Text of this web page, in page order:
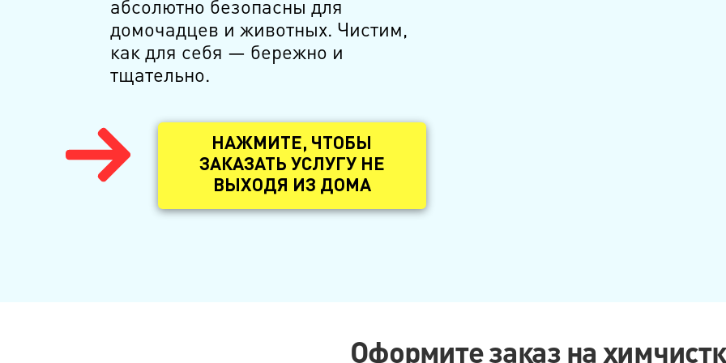
абсолютно безопасны для
домочадцев и животных. Чистим,
как для себя — бережно и
тщательно.
НАЖМИТЕ, ЧТОБЫ
ЗАКАЗАТЬ УСЛУГУ НЕ
ВЫХОДЯ ИЗ ДОМА
Оформите заказ на